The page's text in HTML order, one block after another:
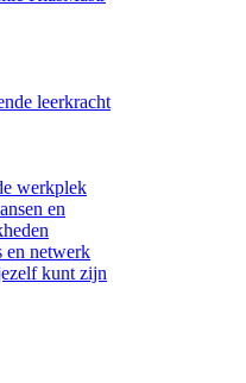
leerkracht
werkplek
en
en netwerk
kunt zijn